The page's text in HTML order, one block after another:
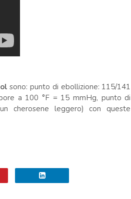
sono: punto di ebollizione: 115/141
a 100 °F = 15 mmHg, punto di
cherosene leggero) con queste